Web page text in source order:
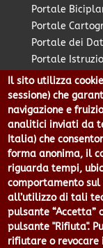
Portale
Portale
Portale dei
Portale
Portale
Portale Piano
Portale PUMS
Portale
Pratico:
Città
Genova |
Centralino 010
Il sito utilizza
sessione) che
navigazione e
analitici inviati da
Italia) che
forma anonima, il
riguarda tempi,
comportamento sul
all’utilizzo di tali
pulsante
pulsante "Rifiuta".
rifiutare o revocare